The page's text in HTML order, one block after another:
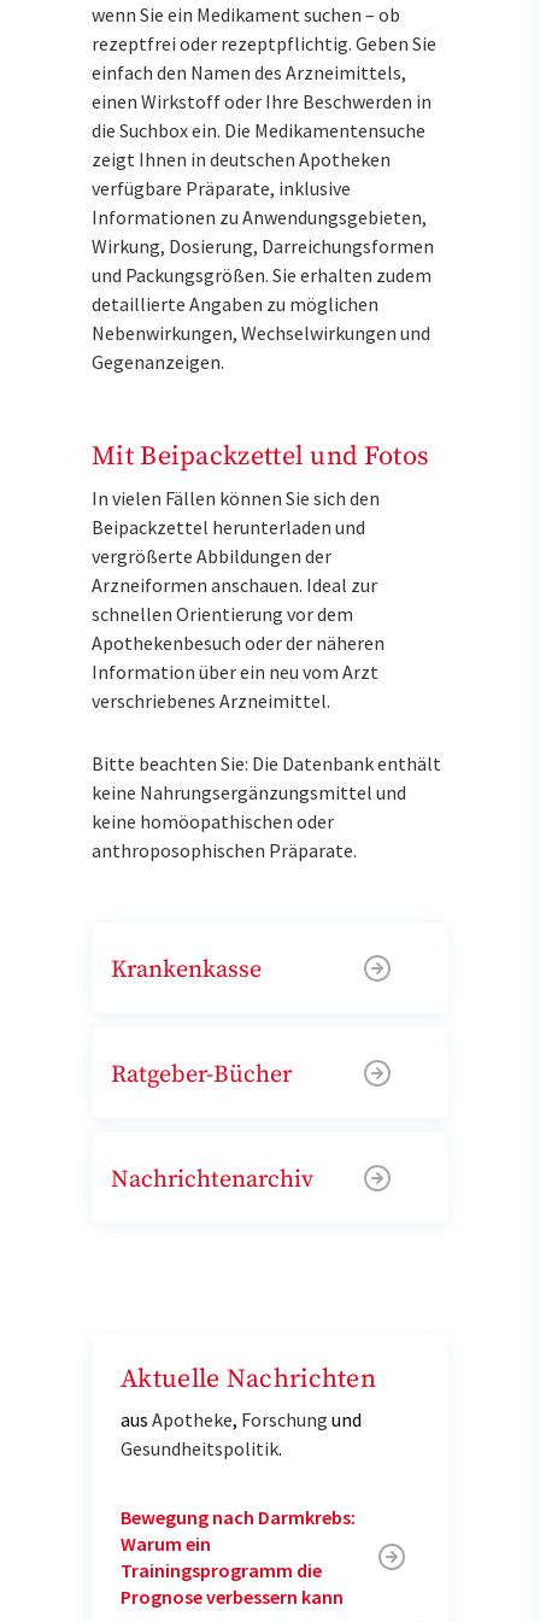
wenn Sie ein Medikament suchen – ob
rezeptfrei oder rezeptpflichtig. Geben Sie
einfach den Namen des Arzneimittels,
einen Wirkstoff oder Ihre Beschwerden in
die Suchbox ein. Die Medikamentensuche
zeigt Ihnen in deutschen Apotheken
verfügbare Präparate, inklusive
Informationen zu Anwendungsgebieten,
Wirkung, Dosierung, Darreichungsformen
und Packungsgrößen. Sie erhalten zudem
detaillierte Angaben zu möglichen
Nebenwirkungen, Wechselwirkungen und
Gegenanzeigen.
Mit Beipackzettel und Fotos
In vielen Fällen können Sie sich den
Beipackzettel herunterladen und
vergrößerte Abbildungen der
Arzneiformen anschauen. Ideal zur
schnellen Orientierung vor dem
Apothekenbesuch oder der näheren
Information über ein neu vom Arzt
verschriebenes Arzneimittel.
Bitte beachten Sie: Die Datenbank enthält
keine Nahrungsergänzungsmittel und
keine homöopathischen oder
anthroposophischen Präparate.
Krankenkasse
Ratgeber-Bücher
Nachrichtenarchiv
Aktuelle Nachrichten
aus Apotheke, Forschung und
Gesundheitspolitik.
Bewegung nach Darmkrebs:
Warum ein
Trainingsprogramm die
Prognose verbessern kann